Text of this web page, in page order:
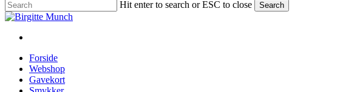
Hit enter to search or ESC to close
Search
Close
Menu
Forside
Webshop
Gavekort